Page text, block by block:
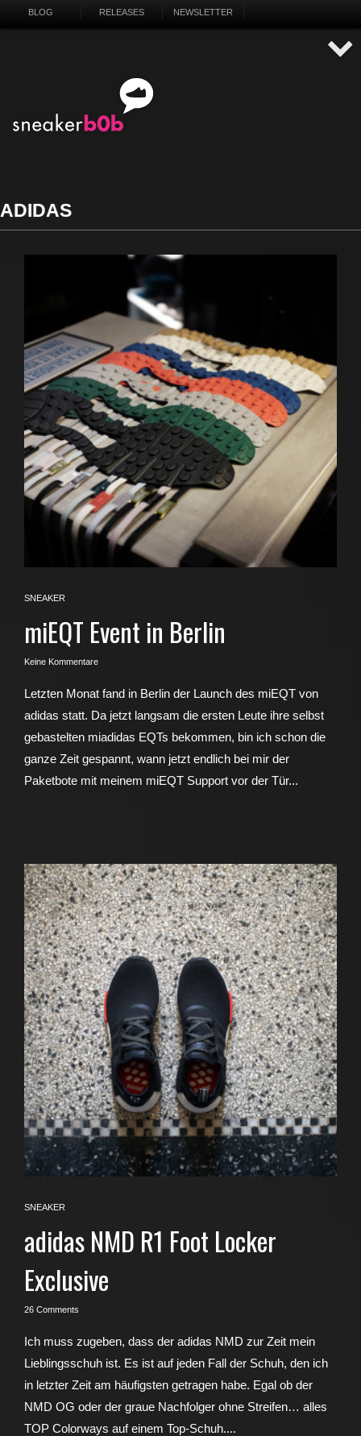
BLOG RELEASES NEWSLETTER
ADIDAS
SNEAKER
miEQT Event in Berlin
Keine Kommentare
Letzten Monat fand in Berlin der Launch des miEQT von
adidas statt. Da jetzt langsam die ersten Leute ihre selbst
gebastelten miadidas EQTs bekommen, bin ich schon die
ganze Zeit gespannt, wann jetzt endlich bei mir der
Paketbote mit meinem miEQT Support vor der Tür...
SNEAKER
adidas NMD R1 Foot Locker
Exclusive
26 Comments
Ich muss zugeben, dass der adidas NMD zur Zeit mein
Lieblingsschuh ist. Es ist auf jeden Fall der Schuh, den ich
in letzter Zeit am häufigsten getragen habe. Egal ob der
NMD OG oder der graue Nachfolger ohne Streifen… alles
TOP Colorways auf einem Top-Schuh....